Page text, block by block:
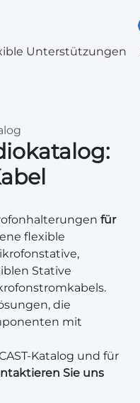
Unterstützungen
für
flexible
Stative
die
mit
Katalog und für
Sie uns